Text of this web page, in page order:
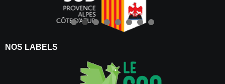
NOS LABELS